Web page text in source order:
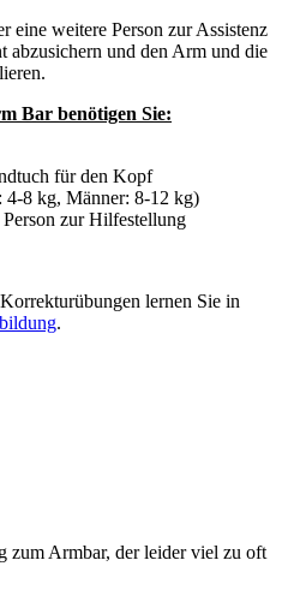
eine weitere Person zur Assistenz
abzusichern und den Arm und die
Bar benötigen Sie:
für den Kopf
4-8 kg, Männer: 8-12 kg)
zur Hilfestellung
lernen Sie in
.
zum Armbar, der leider viel zu oft